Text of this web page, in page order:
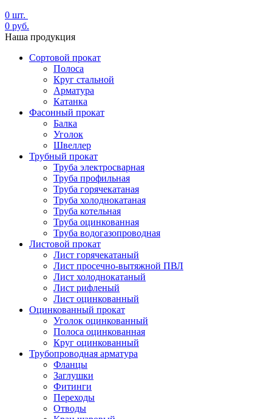
0 шт.
0 руб.
Наша продукция
Сортовой прокат
Полоса
Круг стальной
Арматура
Катанка
Фасонный прокат
Балка
Уголок
Швеллер
Трубный прокат
Труба электросварная
Труба профильная
Труба горячекатаная
Труба холоднокатаная
Труба котельная
Труба оцинкованная
Труба водогазопроводная
Листовой прокат
Лист горячекатаный
Лист просечно-вытяжной ПВЛ
Лист холоднокатаный
Лист рифленый
Лист оцинкованный
Оцинкованный прокат
Уголок оцинкованный
Полоса оцинкованная
Круг оцинкованный
Трубопроводная арматура
Фланцы
Заглушки
Фитинги
Переходы
Отводы